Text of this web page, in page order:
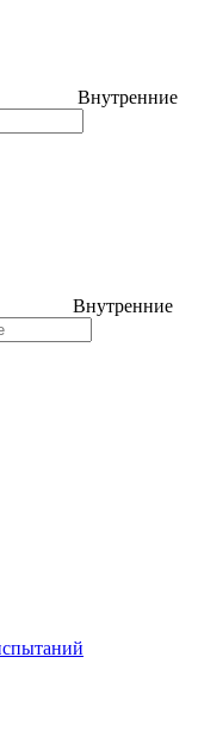
Внутренние
Внутренние